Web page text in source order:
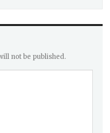
not be published.